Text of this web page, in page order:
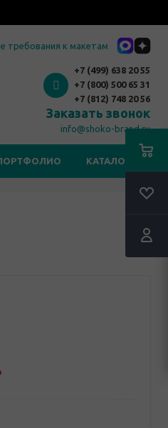
требования к макетам
+7 (499) 638 20 55
+7 (800) 500 65 31
+7 (812) 748 20 56
Заказать звонок
info@shoko-brand.ru
КАТАЛОГИ